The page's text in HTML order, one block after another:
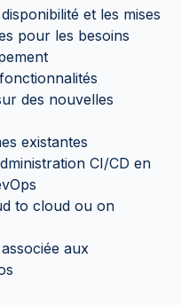
et les mises
pour les besoins
des nouvelles
existantes
CI/CD en
to cloud ou on
aux